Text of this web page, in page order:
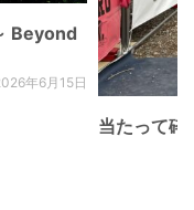
Beyond
年6月15日
当たって砕